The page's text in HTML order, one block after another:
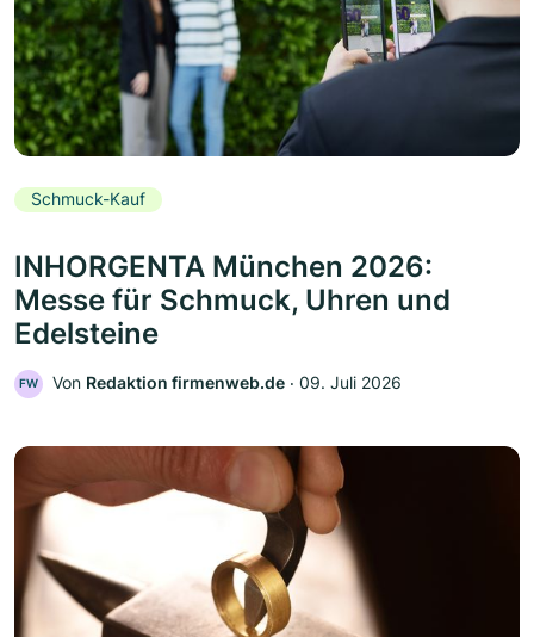
Schmuck-Kauf
INHORGENTA München 2026:
Messe für Schmuck, Uhren und
Edelsteine
FW Von Redaktion firmenweb.de ‧ 09. Juli 2026